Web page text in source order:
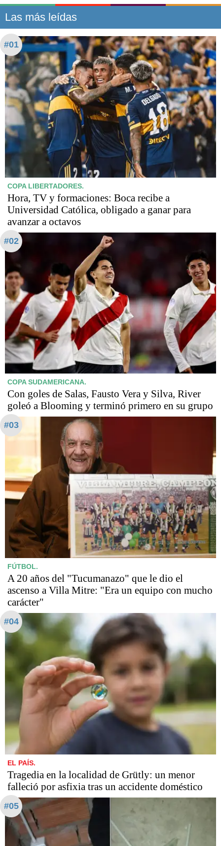
Las más leídas
#01
COPA LIBERTADORES.
Hora, TV y formaciones: Boca recibe a
Universidad Católica, obligado a ganar para
avanzar a octavos
#02
COPA SUDAMERICANA.
Con goles de Salas, Fausto Vera y Silva, River
goleó a Blooming y terminó primero en su grupo
#03
FÚTBOL.
A 20 años del "Tucumanazo" que le dio el
ascenso a Villa Mitre: "Era un equipo con mucho
carácter"
#04
EL PAÍS.
Tragedia en la localidad de Grütly: un menor
falleció por asfixia tras un accidente doméstico
#05